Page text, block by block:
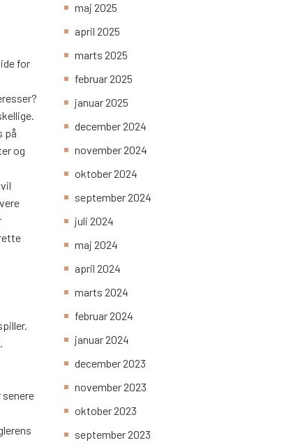
for
på
og
maj 2025
april 2025
marts 2025
februar 2025
januar 2025
december 2024
november 2024
oktober 2024
september 2024
juli 2024
maj 2024
april 2024
marts 2024
februar 2024
januar 2024
december 2023
november 2023
oktober 2023
september 2023